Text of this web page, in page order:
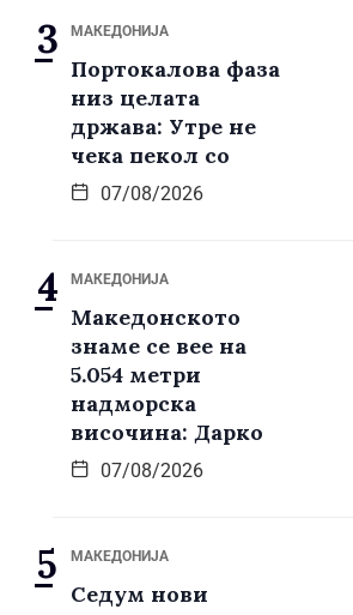
МАКЕДОНИЈА
Портокалова фаза
низ целата
држава: Утре не
чека пекол со
07/08/2026
МАКЕДОНИЈА
Македонското
знаме се вее на
5.054 метри
надморска
височина: Дарко
07/08/2026
МАКЕДОНИЈА
Седум нови